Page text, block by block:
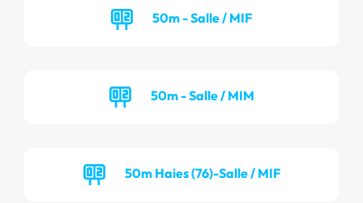
50m - Salle / MIF
50m - Salle / MIM
50m Haies (76)-Salle / MIF